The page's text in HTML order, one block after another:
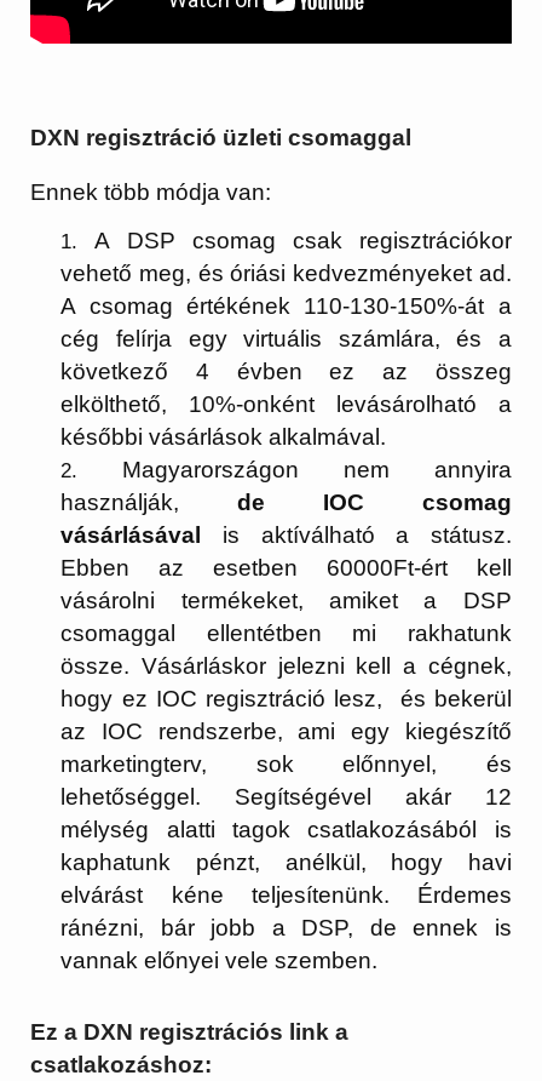
DXN regisztráció üzleti csomaggal
Ennek több módja van:
A DSP csomag csak regisztrációkor
vehető meg, és óriási kedvezményeket ad.
A csomag értékének 110-130-150%-át a
cég felírja egy virtuális számlára, és a
következő 4 évben ez az összeg
elkölthető, 10%-onként levásárolható a
későbbi vásárlások alkalmával.
Magyarországon nem annyira
használják,de IOC csomag
vásárlásával
is aktíválható a státusz.
Ebben az esetben 60000Ft-ért kell
vásárolni termékeket, amiket a DSP
csomaggal ellentétben mi rakhatunk
össze. Vásárláskor jelezni kell a cégnek,
hogy ez IOC regisztráció lesz, és bekerül
az IOC rendszerbe, ami egy kiegészítő
marketingterv, sok előnnyel, és
lehetőséggel. Segítségével akár 12
mélység alatti tagok csatlakozásából is
kaphatunk pénzt, anélkül, hogy havi
elvárást kéne teljesítenünk. Érdemes
ránézni, bár jobb a DSP, de ennek is
vannak előnyei vele szemben.
Ez a DXN regisztrációs link a
csatlakozáshoz: